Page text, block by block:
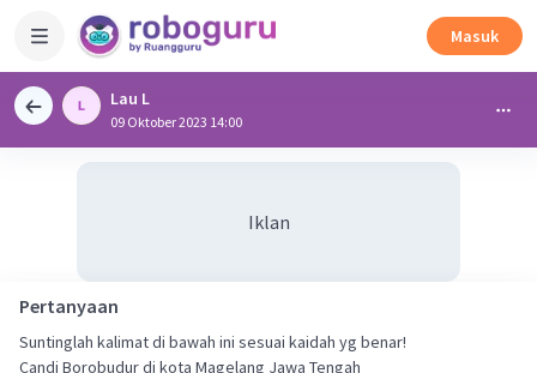
Masuk
Lau L
09 Oktober 2023 14:00
Iklan
Pertanyaan
Suntinglah kalimat di bawah ini sesuai kaidah yg benar!
Candi Borobudur di kota Magelang Jawa Tengah